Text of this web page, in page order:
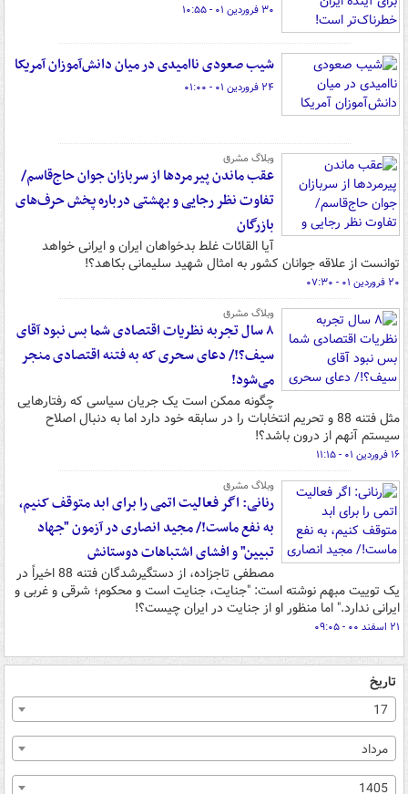
۳۰ فروردین ۰۱ - ۱۰:۵۵
شیب صعودی ناامیدی در میان دانش‌آموزان آمریکا
۲۴ فروردین ۰۱ - ۰۱:۰۰
وبلاگ مشرق
عقب ماندن پیرمردها از سربازان جوان حاج‌قاسم/
تفاوت نظر رجایی و بهشتی درباره پخش حرف‌های
بازرگان
آیا القائات غلط بدخواهان ایران و ایرانی خواهد
توانست از علاقه جوانان کشور به امثال شهید سلیمانی بکاهد؟!
۲۰ فروردین ۰۱ - ۰۷:۳۰
وبلاگ مشرق
۸ سال تجربه نظریات اقتصادی شما بس نبود آقای
سیف؟!/ دعای سحری که به فتنه اقتصادی منجر
می‌شود!
چگونه ممکن است یک جریان سیاسی که رفتارهایی
مثل فتنه 88 و تحریم انتخابات را در سابقه خود دارد اما به دنبال اصلاح
سیستم آنهم از درون باشد؟!
۱۶ فروردین ۰۱ - ۱۱:۱۵
وبلاگ مشرق
رنانی: اگر فعالیت اتمی را برای ابد متوقف کنیم،
به نفع ماست!/ مجید انصاری در آزمون "جهاد
تبیین" و افشای اشتباهات دوستانش
مصطفی تاجزاده، از دستگیرشدگان فتنه 88 اخیراً در
یک توییت مبهم نوشته است: "جنایت، جنایت است و محکوم؛ شرقی و غربی و
ایرانی ندارد." اما منظور او از جنایت در ایران چیست؟!
۲۱ اسفند ۰۰ - ۰۹:۰۵
تاریخ
17
مرداد
1405